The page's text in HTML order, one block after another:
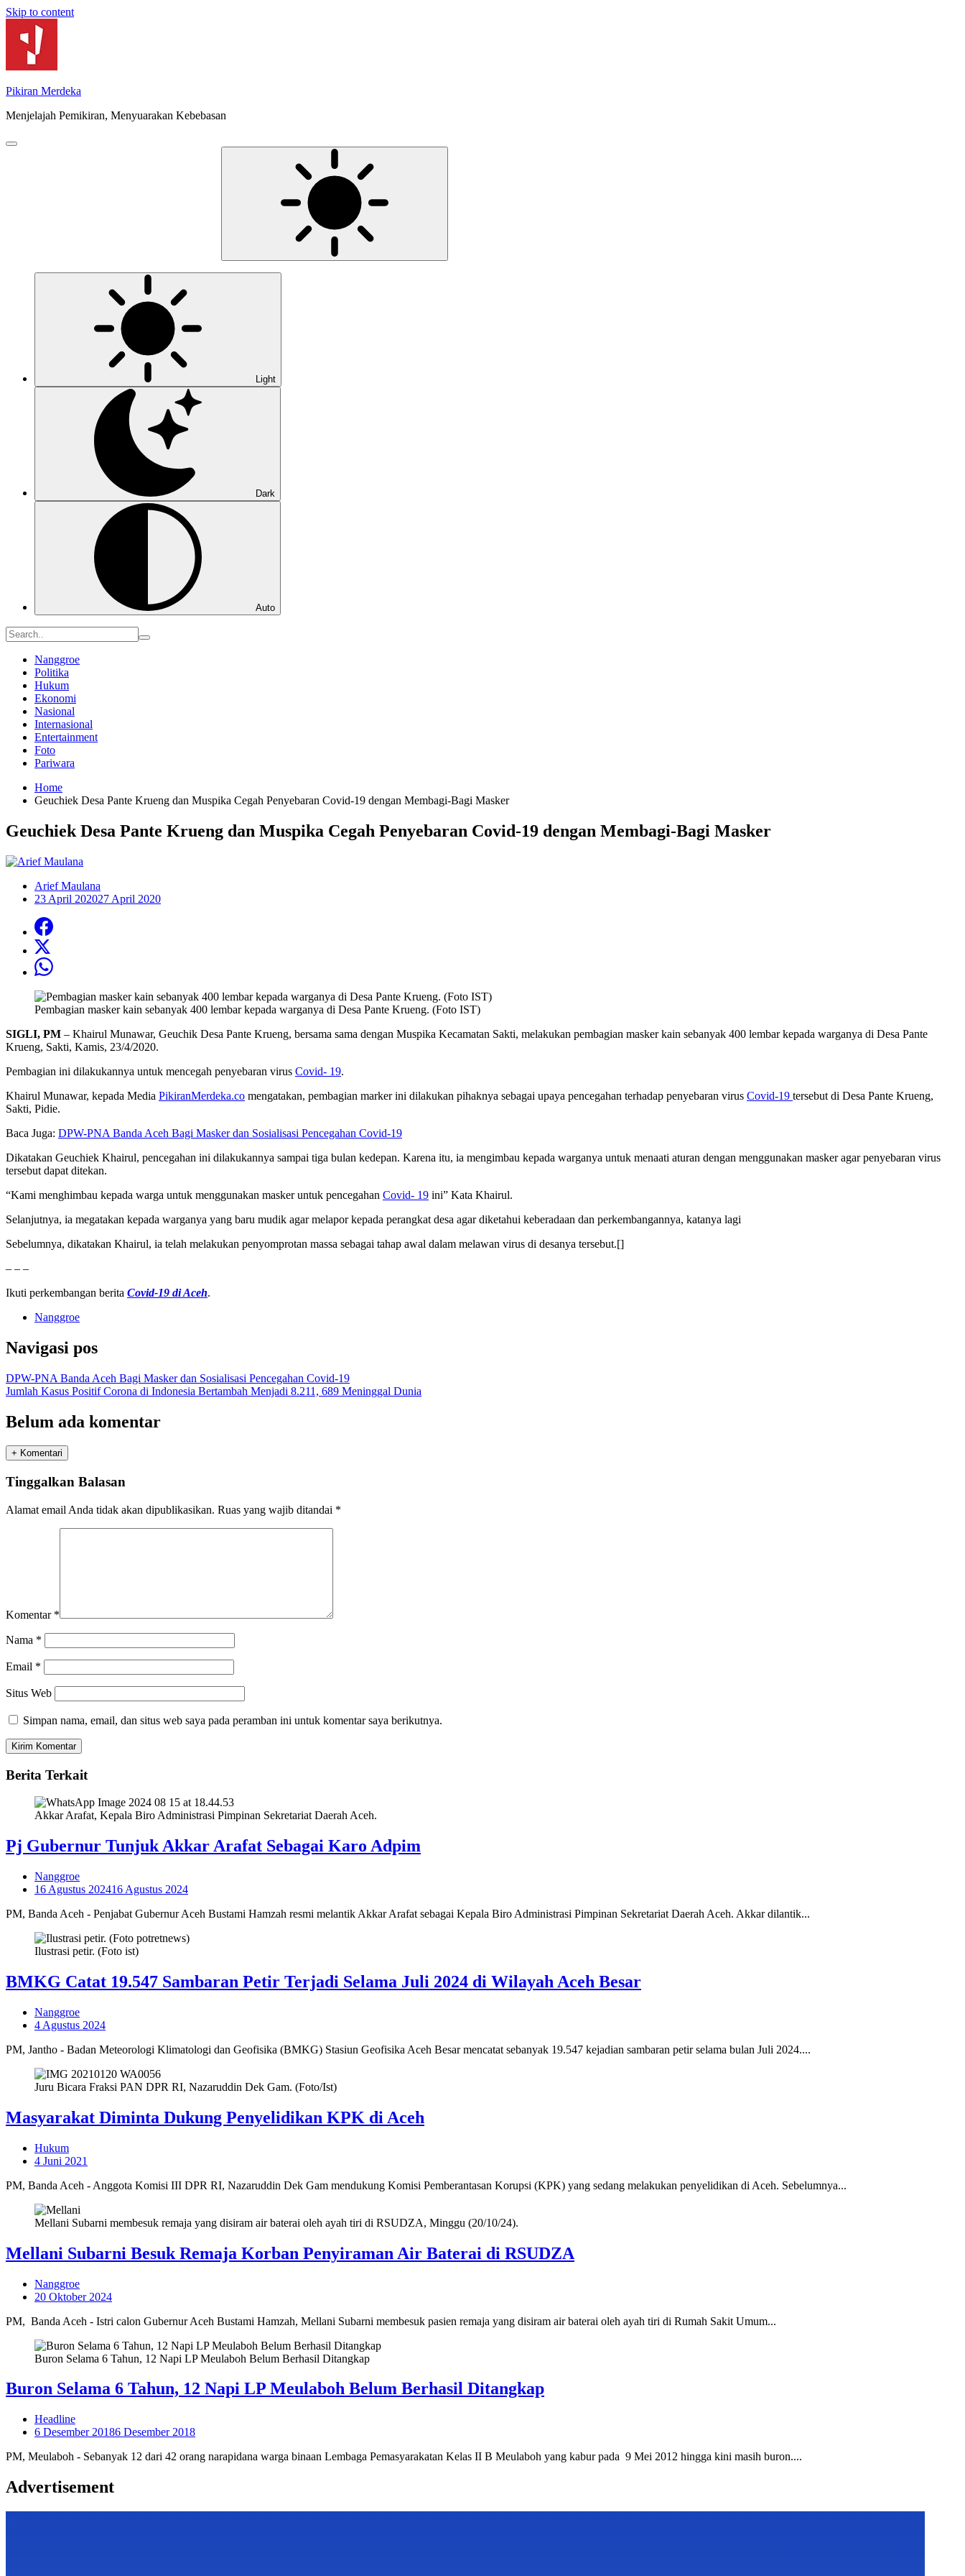
Skip to content
Pikiran Merdeka
Menjelajah Pemikiran, Menyuarakan Kebebasan
Light
Dark
Auto
Nanggroe
Politika
Hukum
Ekonomi
Nasional
Internasional
Entertainment
Foto
Pariwara
Home
Geuchiek Desa Pante Krueng dan Muspika Cegah Penyebaran Covid-19 dengan Membagi-Bagi Masker
Geuchiek Desa Pante Krueng dan Muspika Cegah Penyebaran Covid-19 dengan Membagi-Bagi Masker
Arief Maulana
23 April 202027 April 2020
Pembagian masker kain sebanyak 400 lembar kepada warganya di Desa Pante Krueng. (Foto IST)
SIGLI, PM – Khairul Munawar, Geuchik Desa Pante Krueng, bersama sama dengan Muspika Kecamatan Sakti, melakukan pembagian masker kain sebanyak 400 lembar kepada warganya di Desa Pante
Krueng, Sakti, Kamis, 23/4/2020.
Pembagian ini dilakukannya untuk mencegah penyebaran virus Covid- 19.
Khairul Munawar, kepada Media PikiranMerdeka.co mengatakan, pembagian marker ini dilakukan pihaknya sebagai upaya pencegahan terhadap penyebaran virus Covid-19 tersebut di Desa Pante Krueng,
Sakti, Pidie.
Baca Juga: DPW-PNA Banda Aceh Bagi Masker dan Sosialisasi Pencegahan Covid-19
Dikatakan Geuchiek Khairul, pencegahan ini dilakukannya sampai tiga bulan kedepan. Karena itu, ia mengimbau kepada warganya untuk menaati aturan dengan menggunakan masker agar penyebaran virus
tersebut dapat ditekan.
“Kami menghimbau kepada warga untuk menggunakan masker untuk pencegahan Covid- 19 ini” Kata Khairul.
Selanjutnya, ia megatakan kepada warganya yang baru mudik agar melapor kepada perangkat desa agar diketahui keberadaan dan perkembangannya, katanya lagi
Sebelumnya, dikatakan Khairul, ia telah melakukan penyomprotan massa sebagai tahap awal dalam melawan virus di desanya tersebut.[]
– – –
Ikuti perkembangan berita Covid-19 di Aceh.
Nanggroe
Navigasi pos
DPW-PNA Banda Aceh Bagi Masker dan Sosialisasi Pencegahan Covid-19
Jumlah Kasus Positif Corona di Indonesia Bertambah Menjadi 8.211, 689 Meninggal Dunia
Belum ada komentar
+ Komentari
Tinggalkan Balasan
Alamat email Anda tidak akan dipublikasikan. Ruas yang wajib ditandai *
Komentar *
Nama *
Email *
Situs Web
Simpan nama, email, dan situs web saya pada peramban ini untuk komentar saya berikutnya.
Berita Terkait
Akkar Arafat, Kepala Biro Administrasi Pimpinan Sekretariat Daerah Aceh.
Pj Gubernur Tunjuk Akkar Arafat Sebagai Karo Adpim
Nanggroe
16 Agustus 202416 Agustus 2024
PM, Banda Aceh - Penjabat Gubernur Aceh Bustami Hamzah resmi melantik Akkar Arafat sebagai Kepala Biro Administrasi Pimpinan Sekretariat Daerah Aceh. Akkar dilantik...
Ilustrasi petir. (Foto ist)
BMKG Catat 19.547 Sambaran Petir Terjadi Selama Juli 2024 di Wilayah Aceh Besar
Nanggroe
4 Agustus 2024
PM, Jantho - Badan Meteorologi Klimatologi dan Geofisika (BMKG) Stasiun Geofisika Aceh Besar mencatat sebanyak 19.547 kejadian sambaran petir selama bulan Juli 2024....
Juru Bicara Fraksi PAN DPR RI, Nazaruddin Dek Gam. (Foto/Ist)
Masyarakat Diminta Dukung Penyelidikan KPK di Aceh
Hukum
4 Juni 2021
PM, Banda Aceh - Anggota Komisi III DPR RI, Nazaruddin Dek Gam mendukung Komisi Pemberantasan Korupsi (KPK) yang sedang melakukan penyelidikan di Aceh. Sebelumnya...
Mellani Subarni membesuk remaja yang disiram air baterai oleh ayah tiri di RSUDZA, Minggu (20/10/24).
Mellani Subarni Besuk Remaja Korban Penyiraman Air Baterai di RSUDZA
Nanggroe
20 Oktober 2024
PM, Banda Aceh - Istri calon Gubernur Aceh Bustami Hamzah, Mellani Subarni membesuk pasien remaja yang disiram air baterai oleh ayah tiri di Rumah Sakit Umum...
Buron Selama 6 Tahun, 12 Napi LP Meulaboh Belum Berhasil Ditangkap
Buron Selama 6 Tahun, 12 Napi LP Meulaboh Belum Berhasil Ditangkap
Headline
6 Desember 20186 Desember 2018
PM, Meulaboh - Sebanyak 12 dari 42 orang narapidana warga binaan Lembaga Pemasyarakatan Kelas II B Meulaboh yang kabur pada 9 Mei 2012 hingga kini masih buron....
Advertisement